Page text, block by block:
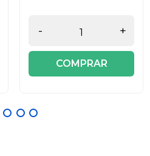
- +
COMPRAR